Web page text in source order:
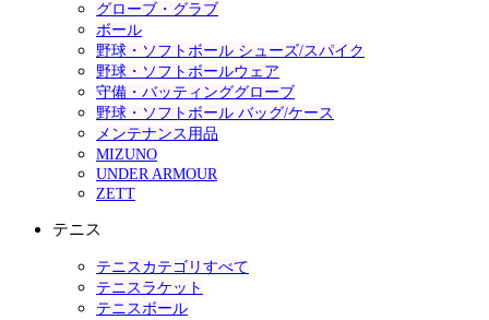
グローブ・グラブ
ボール
野球・ソフトボール シューズ/スパイク
野球・ソフトボールウェア
守備・バッティンググローブ
野球・ソフトボール バッグ/ケース
メンテナンス用品
MIZUNO
UNDER ARMOUR
ZETT
テニス
テニスカテゴリすべて
テニスラケット
テニスボール